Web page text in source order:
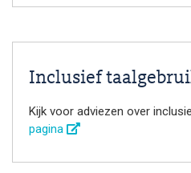
Inclusief
Kijk voor adviezen over
pagina